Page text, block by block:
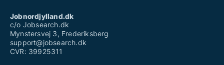
Jobnordjylland.dk
c/o Jobsearch.dk
Mynstersvej 3, Frederiksberg
support@jobsearch.dk
CVR: 39925311